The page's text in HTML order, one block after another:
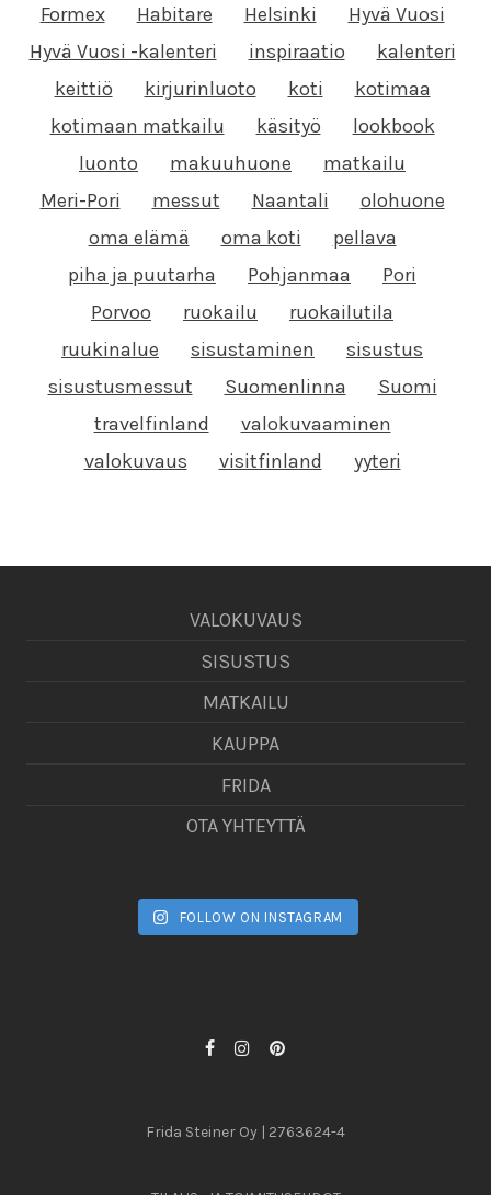
Formex
Habitare Helsinki
Hyvä Vuosi
Hyvä Vuosi -kalenteri
inspiraatio
kalenteri
keittiö
kirjurinluoto koti
kotimaa
kotimaan matkailu
käsityö
lookbook
luonto
makuuhuone
matkailu
Meri-Pori
messut Naantali
olohuone
oma elämä
oma koti
pellava
piha ja puutarha
Pohjanmaa
Pori
Porvoo
ruokailu
ruokailutila
ruukinalue
sisustaminen
sisustus
sisustusmessut
Suomenlinna
Suomi
travelfinland
valokuvaaminen
valokuvaus
visitfinland yyteri
VALOKUVAUS
SISUSTUS
MATKAILU
KAUPPA
FRIDA
OTA YHTEYTTÄ
FOLLOW ON INSTAGRAM
Frida Steiner Oy | 2763624-4